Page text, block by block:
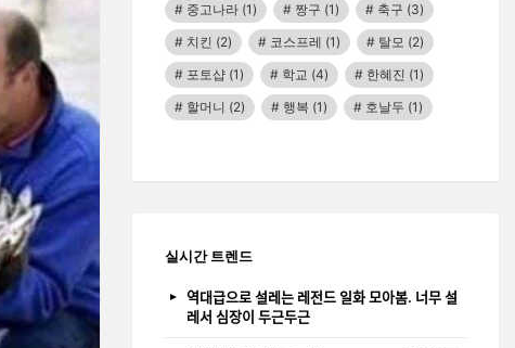
중고나라 (1) 짱구 (1) 축구 (3)
치킨 (2) 코스프레 (1) 탈모 (2)
포토샵 (1) 학교 (4) 한혜진 (1)
할머니 (2) 행복 (1) 호날두 (1)
실시간 트렌드
역대급으로 설레는 레전드 일화 모아봄. 너무 설
레서 심장이 두근두근